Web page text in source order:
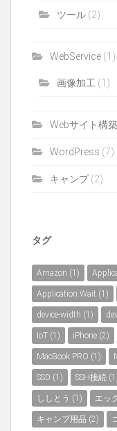
ツール (2)
WebService (1)
画像加工 (1)
Webサイト構築
WordPress (7)
キャンプ(2)
タグ
Amazon (1)
Application.Wait (1)
device-width (1)
IoT (1) iPhone (2)
MacBook PRO (1)
SSD (1) SSH接続
ししとう (1) エッ
キャンプ用品 (2)